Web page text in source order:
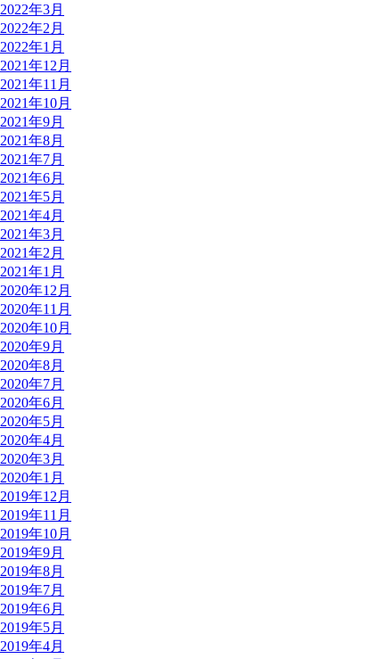
2022年3月
2022年2月
2022年1月
2021年12月
2021年11月
2021年10月
2021年9月
2021年8月
2021年7月
2021年6月
2021年5月
2021年4月
2021年3月
2021年2月
2021年1月
2020年12月
2020年11月
2020年10月
2020年9月
2020年8月
2020年7月
2020年6月
2020年5月
2020年4月
2020年3月
2020年1月
2019年12月
2019年11月
2019年10月
2019年9月
2019年8月
2019年7月
2019年6月
2019年5月
2019年4月